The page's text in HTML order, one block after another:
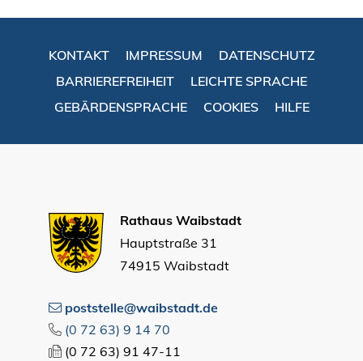
KONTAKT IMPRESSUM
DATENSCHUTZ
BARRIEREFREIHEIT
LEICHTE SPRACHE
GEBÄRDENSPRACHE
COOKIES HILFE
Rathaus Waibstadt
Hauptstraße 31
74915 Waibstadt
poststelle@waibstadt.de
(0 72 63) 9 14 70
(0 72 63) 91 47-11